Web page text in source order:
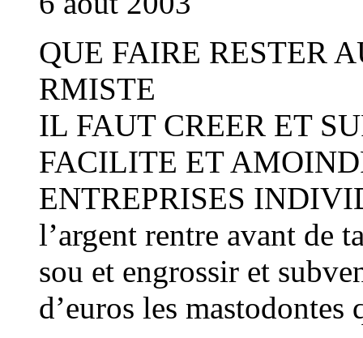
QUE FAIRE RESTER
RMISTE
IL FAUT CREER ET
FACILITE ET
ENTREPRISES
l’argent rentre avant de
sou et engrossir et
d’euros les